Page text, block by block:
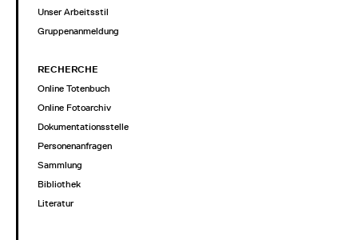
Unser Arbeitsstil
Gruppenanmeldung
RECHERCHE
Online Totenbuch
Online Fotoarchiv
Dokumentationsstelle
Personenanfragen
Sammlung
Bibliothek
Literatur